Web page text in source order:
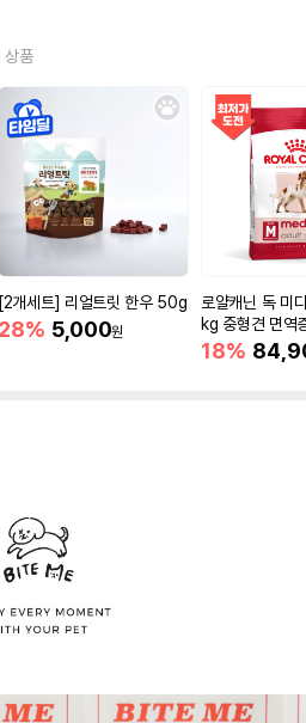
상품
[2개세트] 리얼트릿 한우 50g
28% 5,000원
로얄캐닌 독 미
kg 중형견 면역
18%